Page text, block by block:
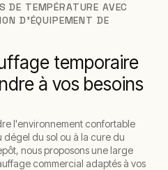
DE TEMPÉRATURE AVEC
D'ÉQUIPEMENT DE
temporaire
à vos besoins
l'environnement confortable
dégel du sol ou à la cure du
nous proposons une large
commercial adaptés à vos